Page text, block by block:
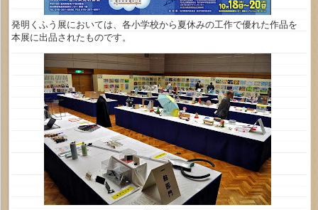
発明くふう展においては、各小学校から夏休みの工作で優れた作品を
本展に出品されたものです。